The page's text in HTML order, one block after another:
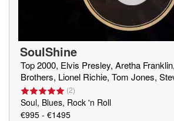
SoulShine
Top 2000, Elvis Presley, Aretha
Brothers, Lionel Richie, Tom Jones,
(2)
Soul, Blues, Rock 'n Roll
€995 - €1495